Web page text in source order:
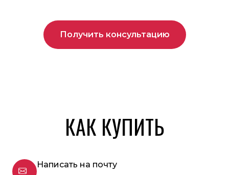
Получить консультацию
КАК КУПИТЬ
Написать на почту